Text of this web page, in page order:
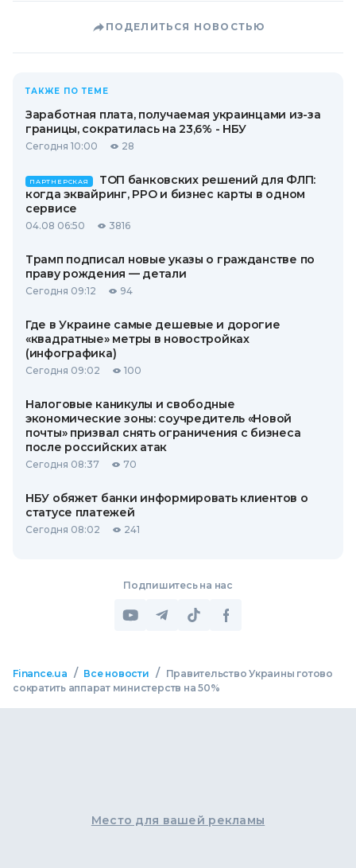
ПОДЕЛИТЬСЯ НОВОСТЬЮ
ТАКЖЕ ПО ТЕМЕ
Заработная плата, получаемая украинцами из-за
границы, сократилась на 23,6% - НБУ
Сегодня 10:00 28
ПАРТНЕРСКАЯ
ТОП банковских решений для ФЛП:
когда эквайринг, РРО и бизнес карты в одном
сервисе
04.08 06:50 3816
Трамп подписал новые указы о гражданстве по
праву рождения — детали
Сегодня 09:12 94
Где в Украине самые дешевые и дорогие
«квадратные» метры в новостройках
(инфографика)
Сегодня 09:02 100
Налоговые каникулы и свободные
экономические зоны: соучредитель «Новой
почты» призвал снять ограничения с бизнеса
после российских атак
Сегодня 08:37 70
НБУ обяжет банки информировать клиентов о
статусе платежей
Сегодня 08:02 241
Подпишитесь на нас
Finance.ua / Все новости /
Правительство Украины готово
сократить аппарат министерств на 50%
Место для вашей рекламы